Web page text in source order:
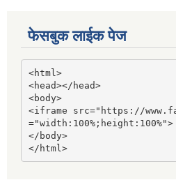
फेसबुक लाईक पेज
<html>
<head></head>
<body>
<iframe src="https://
="width:100%;height:100%">
</body>
</html>